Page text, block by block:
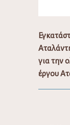
για την
έργου